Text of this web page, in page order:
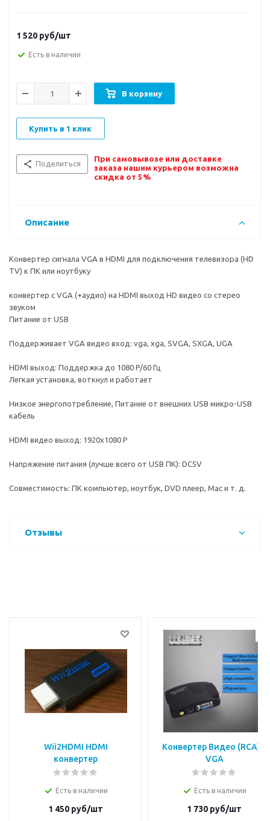
1 520 руб/шт
Есть в наличии
В корзину
Купить в 1 клик
Поделиться
При самовывозе или доставке
заказа нашим курьером возможна
скидка от 5%
Описание
Конвертер сигнала VGA в HDMI для подключения телевизора (HD
TV) к ПК или ноутбуку
конвертер с VGA (+аудио) на HDMI выход HD видео со стерео
звуком
Питание от USB
Поддерживает VGA видео вход: vga, xga, SVGA, SXGA, UGA
HDMI выход: Поддержка до 1080 P/60 Гц
Легкая установка, воткнул и работает
Низкое энергопотребление, Питание от внешних USB микро-USB
кабель
HDMI видео выход: 1920x1080 P
Напряжение питания (лучше всего от USB ПК): DC5V
Совместимость: ПК компьютер, ноутбук, DVD плеер, Mac и т. д.
Отзывы
Wii2HDMI HDMI
конвертер
Есть в наличии
1 450 руб/шт
Конвертер Видео (RCA) в
VGA
Есть в наличии
1 730 руб/шт